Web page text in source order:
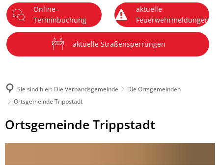
Menü
Online-
Terminbuchung
aktuelle
Feuerwehrmeldungen
aktuelle Straßensperrungen
Sie sind hier: Die Verbandsgemeinde
Die Ortsgemeinden
Ortsgemeinde Trippstadt
Ortsgemeinde
Trippstadt
Ortsgemeinde Trippstadt